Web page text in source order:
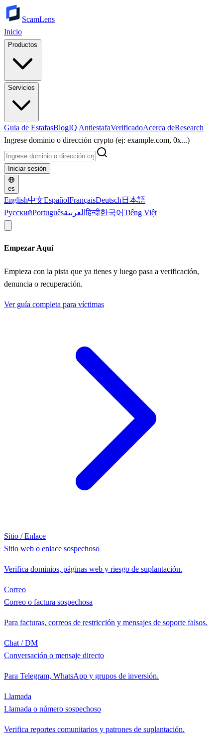
ScamLens
Inicio
Productos
Servicios
Guia de EstafasBlogIQ AntiestafaVerificadoAcerca deResearch
Ingrese dominio o dirección crypto (ej: example.com, 0x...)
Iniciar sesión
es
English中文EspañolFrançaisDeutsch 日本語
РусскийPortuguêsالعربيةहिन्दी한국어Tiếng Việt
Empezar Aquí
Empieza con la pista que ya tienes y luego pasa a verificación,
denuncia o recuperación.
Ver guía completa para víctimas
Sitio / Enlace
Sitio web o enlace sospechoso
Verifica dominios, páginas web y riesgo de suplantación.
Correo
Correo o factura sospechosa
Para facturas, correos de restricción y mensajes de soporte falsos.
Chat / DM
Conversación o mensaje directo
Para Telegram, WhatsApp y grupos de inversión.
Llamada
Llamada o número sospechoso
Verifica reportes comunitarios y patrones de suplantación.